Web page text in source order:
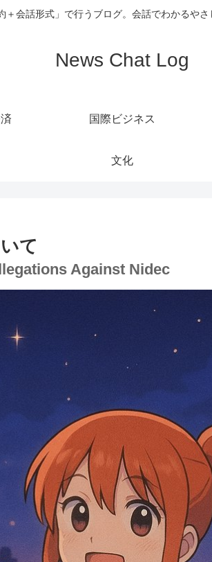
＋会話形式」で行うブログ。会話でわかるやさ
News Chat Log
国際ビジネス
文化
て
Against Nidec